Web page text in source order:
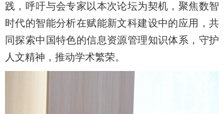
践，呼吁与会专家以本次论坛为契机，聚焦数智
时代的智能分析在赋能新文科建设中的应用，共
同探索中国特色的信息资源管理知识体系，守护
人文精神，推动学术繁荣。